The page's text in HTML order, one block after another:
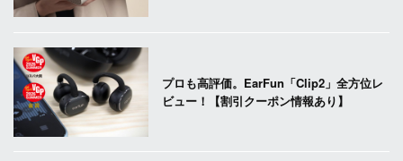
プロも高評価。EarFun「Clip2」全方位レ
ビュー！【割引クーポン情報あり】